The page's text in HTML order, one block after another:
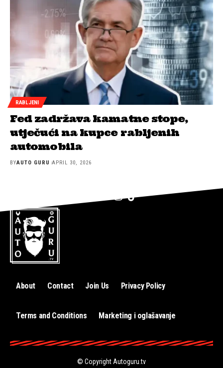
RABLJENI
Fed zadržava kamatne stope,
utječući na kupce rabljenih
automobila
BYAUTO GURU APRIL 30, 2026
About Contact Join Us Privacy Policy
Terms and Conditions Marketing i oglašavanje
© CopyrightAutoguru.tv